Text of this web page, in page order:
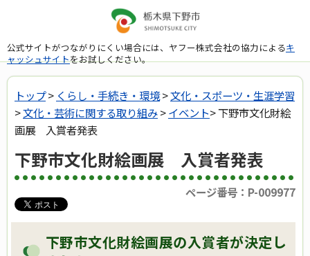
公式サイトがつながりにくい場合には、ヤフー株式会社の協力によるキ
ャッシュサイトをお試しください。
トップ> くらし・手続き・環境>文化・スポーツ・生涯学習
>文化・芸術に関する取り組み>イベント> 下野市文化財絵
画展 入賞者発表
下野市文化財絵画展 入賞者発表
ページ番号：P-009977
下野市文化財絵画展の入賞者が決定し